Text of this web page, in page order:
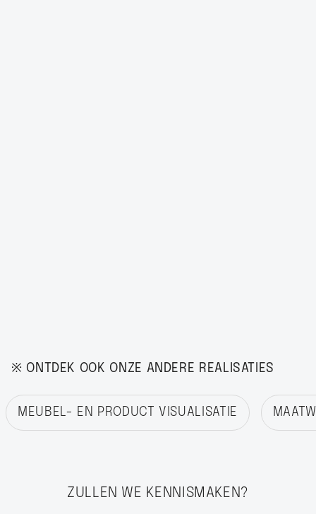
※ ONTDEK OOK ONZE ANDERE REALISATIES
MEUBEL- EN PRODUCT VISUALISATIE
ZULLEN WE KENNISMAKEN?